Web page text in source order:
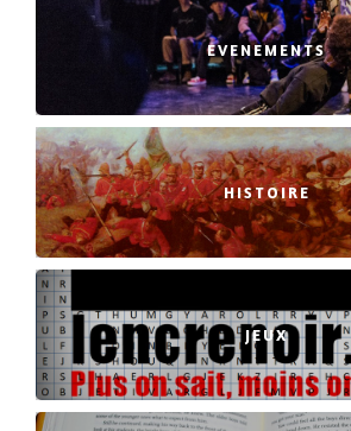
EVENEMENTS
HISTOIRE
JEUX